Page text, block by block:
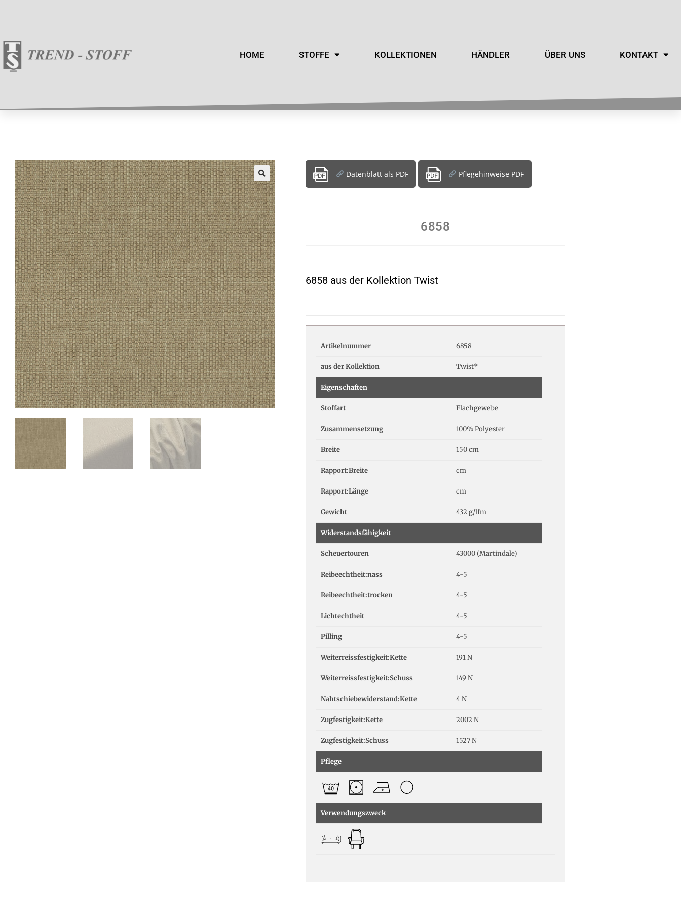
HOME STOFFE KOLLEKTIONEN HÄNDLER ÜBER UNS KONTAKT
Datenblatt als PDF Pflegehinweise PDF
6858
6858 aus der Kollektion Twist
Artikelnummer 6858
aus der Kollektion Twist*
Eigenschaften
Stoffart Flachgewebe
Zusammensetzung 100% Polyester
Breite 150 cm
Rapport:Breite cm
Rapport:Länge cm
Gewicht 432 g/lfm
Widerstandsfähigkeit
Scheuertouren 43000 (Martindale)
Reibeechtheit:nass 4-5
Reibeechtheit:trocken 4-5
Lichtechtheit 4-5
Pilling 4-5
Weiterreissfestigkeit:Kette 191 N
Weiterreissfestigkeit:Schuss 149 N
Nahtschiebewiderstand:Kette 4 N
Zugfestigkeit:Kette 2002 N
Zugfestigkeit:Schuss 1527 N
Pflege
Verwendungszweck